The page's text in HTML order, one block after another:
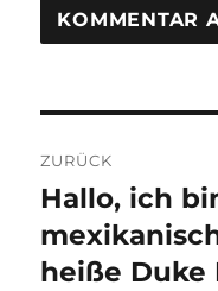
T
R
A
T
V
ZURÜCK
Vorheriger
Beitrag:
Hallo, ich
heiße Duke